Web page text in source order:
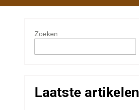
Zoeken
Laatste artikelen